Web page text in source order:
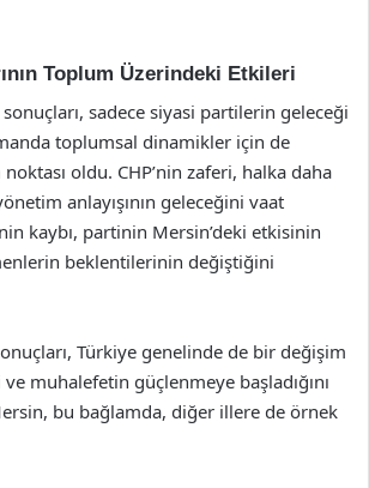
Toplum Üzerindeki Etkileri
sadece siyasi partilerin geleceği
toplumsal dinamikler için de
oldu. CHP’nin zaferi, halka daha
anlayışının geleceğini vaat
kaybı, partinin Mersin’deki etkisinin
beklentilerinin değiştiğini
Türkiye genelinde de bir değişim
muhalefetin güçlenmeye başladığını
bu bağlamda, diğer illere de örnek